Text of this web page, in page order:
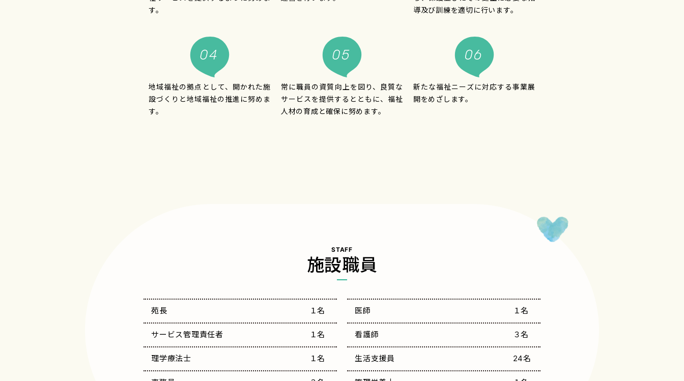
す。
導及び訓練を適切に行います。
地域福祉の拠点として、開かれた施
設づくりと地域福祉の推進に努めま
す。
常に職員の資質向上を図り、良質な
サービスを提供するとともに、福祉
人材の育成と確保に努めます。
新たな福祉ニーズに対応する事業展
開をめざします。
STAFF
施設職員
苑長 １名 医師 １名
サービス管理責任者 １名 看護師 ３名
理学療法士 １名 生活支援員 24名